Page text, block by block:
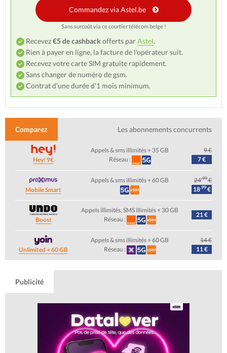
Recevez€5 de cashback offerts parAstel.
Rien à payer en ligne, la facture de l'opérateur suit.
Recevez votre carte SIM gratuite rapidement.
Sans changer de numéro de gsm.
Contrat d'une durée d'1 mois minimum.
Commandez via Astel.be
Sans surcoût via ce courtier télécom belge !
Comparez Les abonnements concurrents
Hey! 9€
Appels & sms illimités + 35 GB
Réseau :
9 €
7 €
Mobile Smart
Appels & sms illimités + 60 GB 24,99€
18,99€
Boost
Appels illimités, SMS illimités + 30 GB
Réseau :
21 €
Unlimited + 60 GB
Appels & sms illimités + 60 GB
Réseau :
14 €
11 €
Publicité